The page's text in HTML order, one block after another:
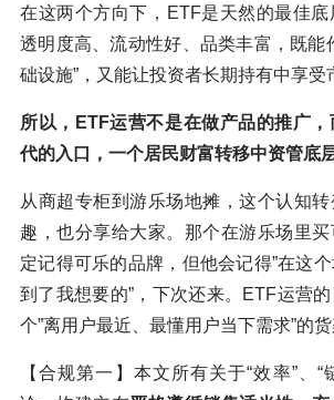
在这两个方向下，ETF是天然的最佳底
透明度高、流动性好、品类丰富，既能
础设施”，又能让投资者长期持有中享受
所以，ETF运营不是在做产品的推广
代的入口，一个居民财富转移中资管底
从商超专柜到游乐场地摊，这个认知
趣，也分享给大家。那个在游乐场里
定记得可乐的品牌，但他会记得”在这
到了我想要的”，下次还来。ETF运营
个”离用户最近、最懂用户当下需求”的货
【合规第一】本文所有关于“效率”、“